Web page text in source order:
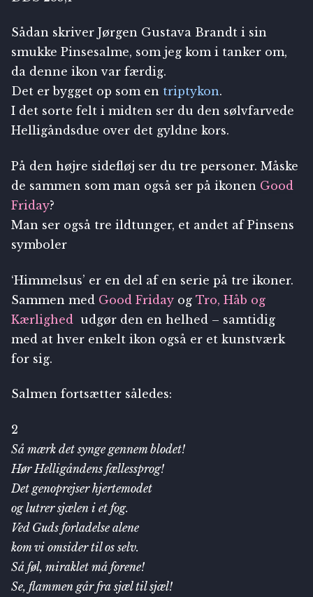
Sådan skriver Jørgen Gustava Brandt i sin
smukke Pinsesalme, som jeg kom i tanker om,
da denne ikon var færdig.
Det er bygget op som en triptykon.
I det sorte felt i midten ser du den sølvfarvede
Helligåndsdue over det gyldne kors.
På den højre sidefløj ser du tre personer. Måske
de sammen som man også ser på ikonen Good
Friday?
Man ser også tre ildtunger, et andet af Pinsens
symboler
‘Himmelsus’ er en del af en serie på tre ikoner.
Sammen med Good Friday og Tro, Håb og
Kærlighed
udgør den en helhed – samtidig
med at hver enkelt ikon også er et kunstværk
for sig.
Salmen fortsætter således:
2
Så mærk det synge gennem blodet!
Hør Helligåndens fællessprog!
Det genoprejser hjertemodet
og lutrer sjælen i et fog.
Ved Guds forladelse alene
kom vi omsider til os selv.
Så føl, miraklet må forene!
Se, flammen går fra sjæl til sjæl!